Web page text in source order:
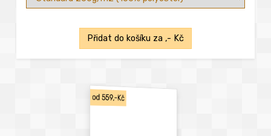
Přidat do košíku za ,- Kč
od 559,-Kč